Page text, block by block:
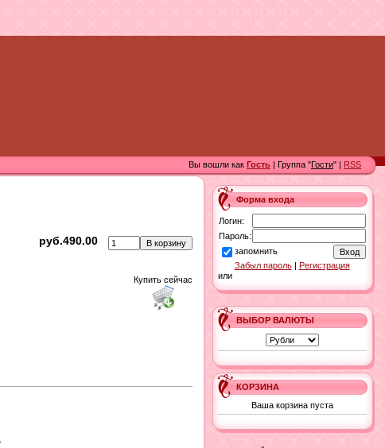
Вы вошли как Гость | Группа "Гости" | RSS
руб.490.00
Купить сейчас
Форма входа
Логин:
Пароль:
запомнить
Забыл пароль|
Регистрация
или
ВЫБОР ВАЛЮТЫ
КОРЗИНА
Ваша корзина пуста